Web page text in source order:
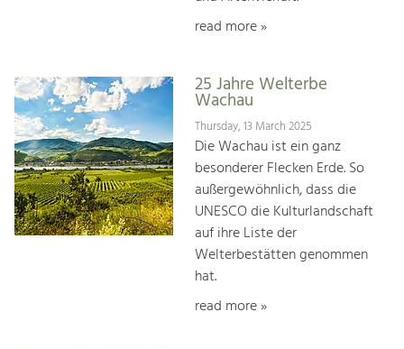
read more »
25 Jahre Welterbe
Wachau
Thursday, 13 March 2025
Die Wachau ist ein ganz
besonderer Flecken Erde. So
außergewöhnlich, dass die
UNESCO die Kulturlandschaft
auf ihre Liste der
Welterbestätten genommen
hat.
read more »